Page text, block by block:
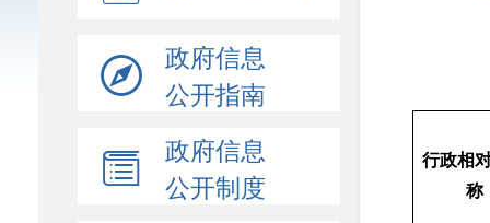
政府信息
公开指南
政府信息
公开制度
行政相
称